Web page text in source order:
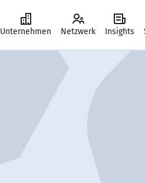
Unternehmen Netzwerk Insights